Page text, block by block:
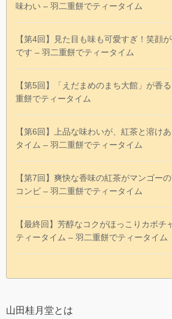
味わい – 羽二重餅でティータイム
【第4回】見た目も味も可愛すぎ！笑顔
です – 羽二重餅でティータイム
【第5回】「えだまめのまち大館」が香
重餅でティータイム
【第6回】上品な味わいが、紅茶と溶け
タイム – 羽二重餅でティータイム
【第7回】爽快な香味の紅茶がマンゴー
コンビ – 羽二重餅でティータイム
【最終回】芳醇なコクがほっこりカボチ
ティータイム – 羽二重餅でティータイム
山田桂月堂とは